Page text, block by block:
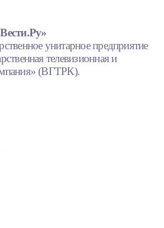
унитарное предприятие
телевизионная и
(ВГТРК).